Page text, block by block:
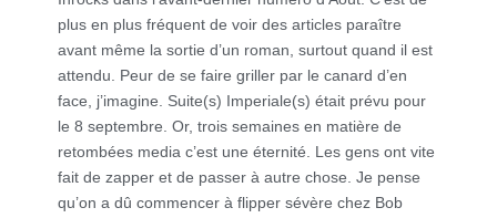
plus en plus fréquent de voir des articles paraître
avant même la sortie d’un roman, surtout quand il est
attendu. Peur de se faire griller par le canard d’en
face, j’imagine. Suite(s) Imperiale(s) était prévu pour
le 8 septembre. Or, trois semaines en matière de
retombées media c’est une éternité. Les gens ont vite
fait de zapper et de passer à autre chose. Je pense
qu’on a dû commencer à flipper sévère chez Bob